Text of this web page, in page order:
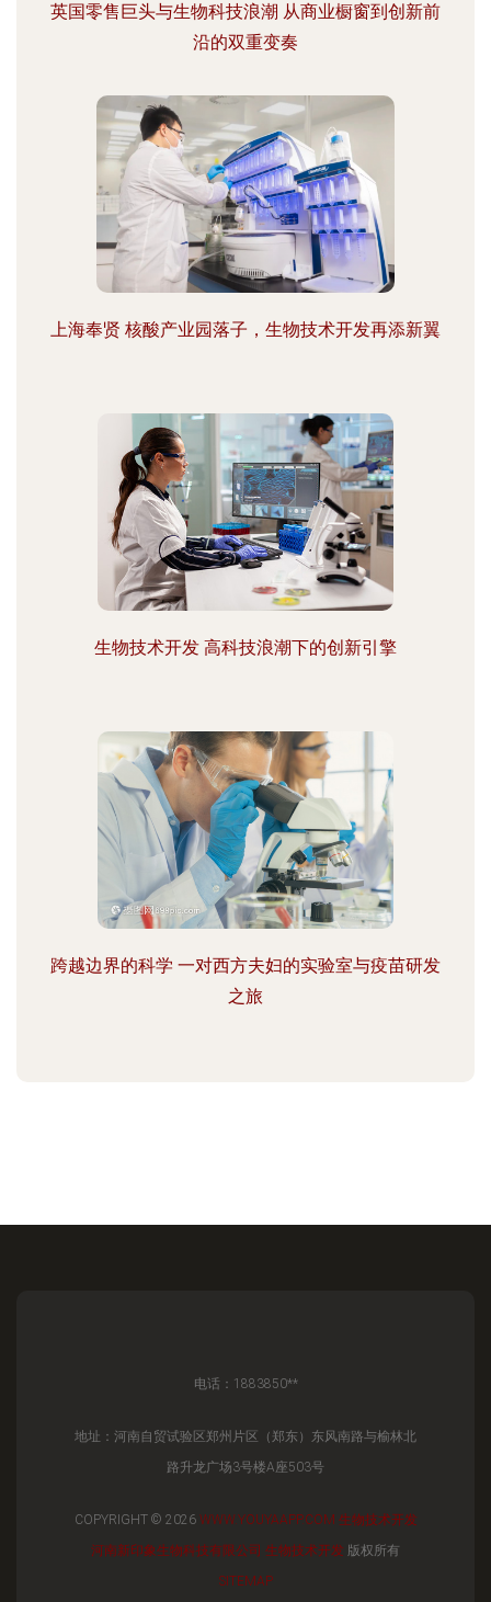
英国零售巨头与生物科技浪潮 从商业橱窗到创新前
沿的双重变奏
上海奉贤 核酸产业园落子，生物技术开发再添新翼
生物技术开发 高科技浪潮下的创新引擎
跨越边界的科学 一对西方夫妇的实验室与疫苗研发
之旅
电话：1883850**
地址：河南自贸试验区郑州片区（郑东）东风南路与榆林北
路升龙广场3号楼A座503号
COPYRIGHT © 2026 WWW.YOUYAAPP.COM 生物技术开发
河南新印象生物科技有限公司 生物技术开发 版权所有
SITEMAP